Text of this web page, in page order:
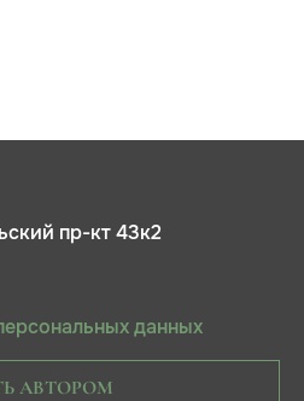
пр-кт 43к2
данных
АВТОРОМ